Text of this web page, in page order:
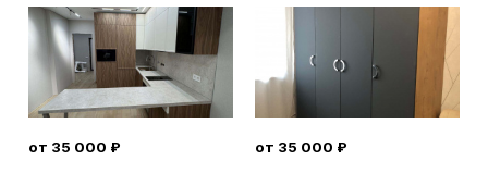
от 35 000 ₽ от 35 000 ₽